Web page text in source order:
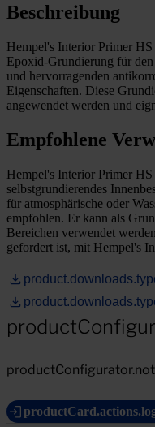
Beschreibung
Hempel's Interior Primer
Epoxid-Grundierung für
und hervorragenden
Eigenschaften. Diese
angewendet werden und
Empfohlene
Hempel's Interior Primer
selbstgrundierendes
für atmosphärische oder
empfohlen. Er kann als
Bereichen verwendet
gefordert ist, mit Hempel's